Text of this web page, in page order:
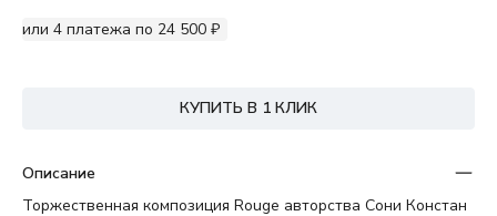
или 4 платежа по 24 500 ₽
КУПИТЬ В 1 КЛИК
Описание
Торжественная композиция Rouge авторства Сони Констан